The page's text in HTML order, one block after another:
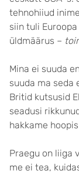
tehnohiiud
siin tuli
üldmäärus –
Mina ei suuda
suuda ma seda
Britid kutsusid
seadusi
hakkame
Praegu on liiga
me ei tea,